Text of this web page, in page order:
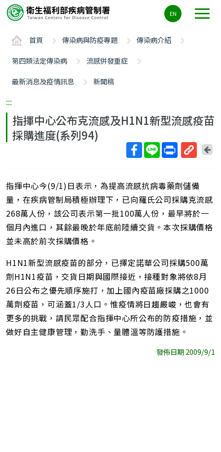
要
ALT+C
EN
首頁 傳染病與防疫專題
傳染病介紹
第四類法定傳染病
流感併發重症
最新消息及疫情訊息
新聞稿
:::
指揮中心公布克流感及H1N1新型流感疫苗
採購進度(系列94)
短
網
址
回
指揮中心今(9/1)日表示，為提高流感抗病毒藥劑儲備
量，在疾病管制局積極辦理下，已向羅氏公司採購克流感
268萬人份，該公司表示第一批100萬人份，最早將於一
個月內進口，其餘最晚於年底前陸續交貨。本次採購價格
並未高於前次採購價格。
H1N1新型流感疫苗的部分，已擇定諾華公司採購500萬
劑H1N1疫苗，交貨日期與國際接近，接種對象將依8月
26日公布之優先順序施打，加上國內疫苗廠採購之1000
萬劑疫苗，可涵蓋1/3人口。惟疫情將日趨嚴峻，也會有
更多的挑戰，請民眾配合指揮中心所公布的防疫措施，並
做好自主健康管理，勤洗手、量體溫等防護措施。
發佈日期 2009/9/1